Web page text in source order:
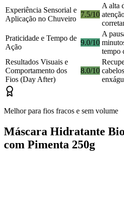
Experiência Sensorial e
Aplicação no Chuveiro
7.5/10
A alta
Praticidade e Tempo de
Ação
9.0/10
A
tempo
Resultados Visuais e
Comportamento dos
Fios (Day After)
8.0/10
Melhor para fios fracos e sem volume
Máscara Hidratante
com Pimenta 250g